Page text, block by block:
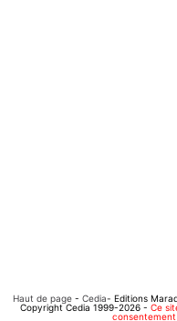
Haut de page - Cedia- Editions
Copyright Cedia 1999-2026 - Ce